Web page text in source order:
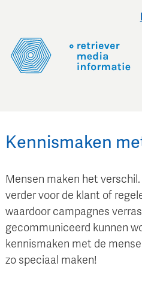
Kennismaken
Mensen maken het
verder voor de klant of
waardoor campagnes
gecommuniceerd kunnen
kennismaken met de
zo speciaal maken!